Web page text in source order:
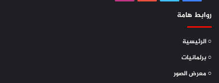
روابط هامة
○ الرئيسية
○ برلمانيات
○ معرض الصور